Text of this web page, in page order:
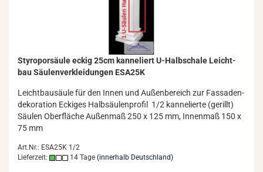
Sty­ro­por­säu­le eckig 25cm kan­ne­liert U-​Halb­scha­le Leicht­
bau Säu­len­ver­klei­dun­gen ESA25K
Leicht­bau­säu­le für den Innen und Au­ßen­be­reich zur Fas­sa­den­
de­ko­ra­ti­on Ecki­ges Halb­säu­len­pro­fil 1/2 kan­ne­lier­te (ge­rillt)
Säu­len Ober­flä­che Au­ßen­maß 250 x 125 mm, In­nen­maß 150 x
75 mm
Art.Nr.: ESA25K 1/2
Lieferzeit:
14 Tage (innerhalb Deutschland)